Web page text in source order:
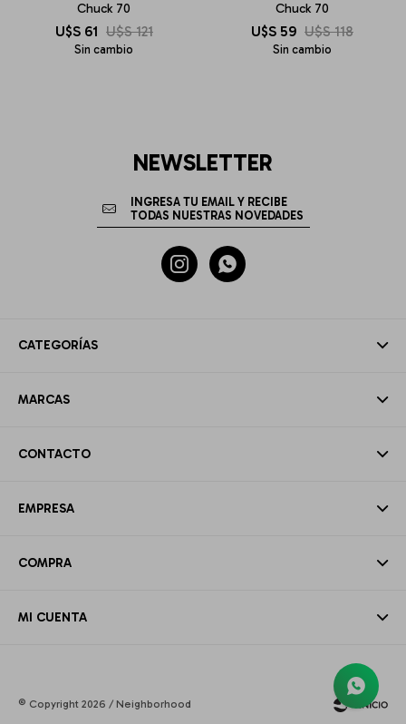
Chuck 70
U$S 61 U$S 121
Sin cambio
Chuck 70
U$S 59 U$S 118
Sin cambio
CATEGORÍAS
MARCAS
CONTACTO
EMPRESA
COMPRA
MI CUENTA
NEWSLETTER
 
© Copyright 2026 / Neighborhood